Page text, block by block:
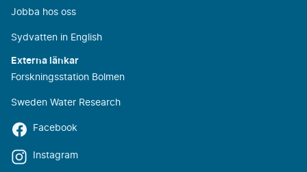
Jobba hos oss
Sydvatten in English
Externa länkar
Forskningsstation Bolmen
Sweden Water Research
Facebook
Instagram